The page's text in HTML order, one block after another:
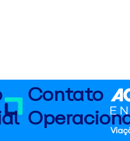
Contato